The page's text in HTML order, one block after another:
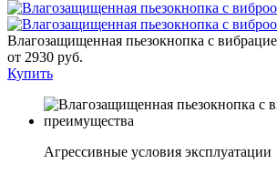
Влагозащищенная пьезокнопка с
от 2930 руб.
Купить
Агрессивные условия эксплуатации